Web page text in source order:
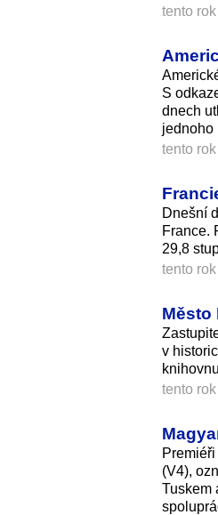
tento rok
S
dnech
jednoho
tento rok
Dnešní
France.
29,8
tento rok
Město
v
tento rok
(V4),
Tuskem